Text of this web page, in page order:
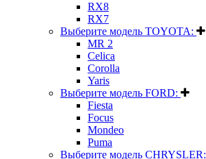
RX8
RX7
Выберите модель TOYOTA:
MR 2
Celica
Corolla
Yaris
Выберите модель FORD:
Fiesta
Focus
Mondeo
Puma
Выберите модель CHRYSLER: